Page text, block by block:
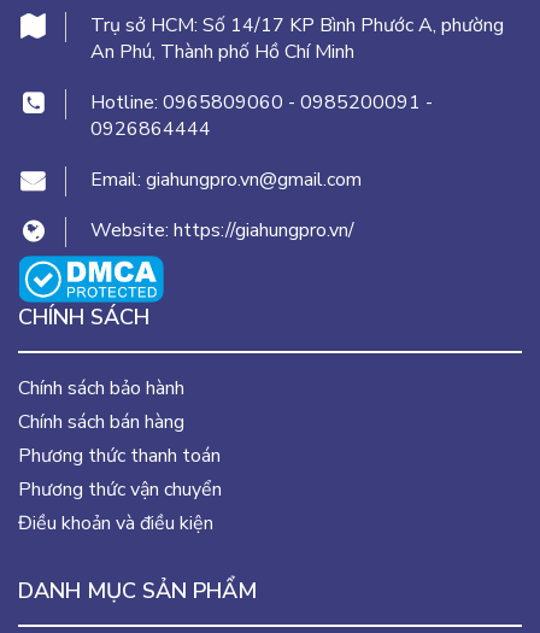
Trụ sở HCM: Số 14/17 KP Bình Phước A, phường
An Phú, Thành phố Hồ Chí Minh
Hotline: 0965809060 - 0985200091 -
0926864444
Email: giahungpro.vn@gmail.com
Website: https://giahungpro.vn/
CHÍNH SÁCH
Chính sách bảo hành
Chính sách bán hàng
Phương thức thanh toán
Phương thức vận chuyển
Điều khoản và điều kiện
DANH MỤC SẢN PHẨM